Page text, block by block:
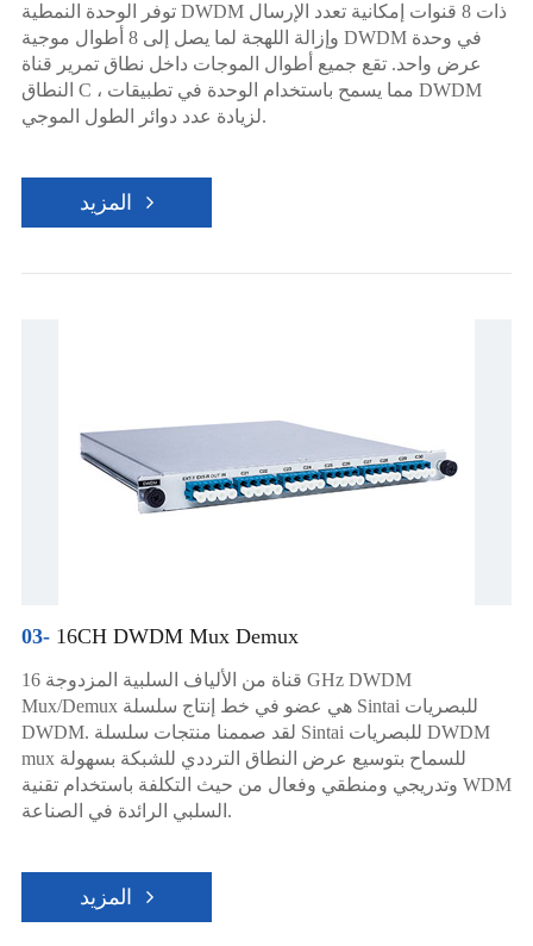
توفر الوحدة النمطية DWDM ذات 8 قنوات إمكانية تعدد الإرسال
وإزالة اللهجة لما يصل إلى 8 أطوال موجية DWDM في وحدة
عرض واحد. تقع جميع أطوال الموجات داخل نطاق تمرير قناة
النطاق C ، مما يسمح باستخدام الوحدة في تطبيقات DWDM
لزيادة عدد دوائر الطول الموجي.
المزيد
03-16CH DWDM Mux Demux
16 قناة من الألياف السلبية المزدوجة GHz DWDM
Mux/Demux هي عضو في خط إنتاج سلسلة Sintai للبصريات
DWDM. لقد صممنا منتجات سلسلة Sintai للبصريات DWDM
mux للسماح بتوسيع عرض النطاق الترددي للشبكة بسهولة
وتدريجي ومنطقي وفعال من حيث التكلفة باستخدام تقنية WDM
السلبي الرائدة في الصناعة.
المزيد